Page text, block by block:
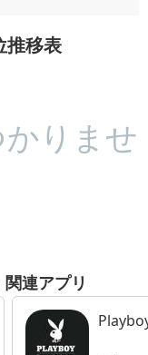
推移表
りませ
連アプリ